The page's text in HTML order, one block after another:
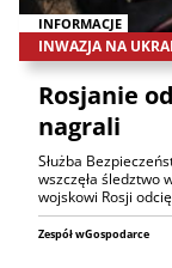
INFORMACJE
INWAZJA NA
Rosjanie
nagrali
Służba
wszczęła śledztwo
wojskowi Rosji
Zespół wGospodarce